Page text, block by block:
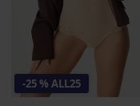
-25 % ALL25